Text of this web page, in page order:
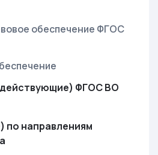
обеспечение ФГОС
ФГОС ВО
по направлениям